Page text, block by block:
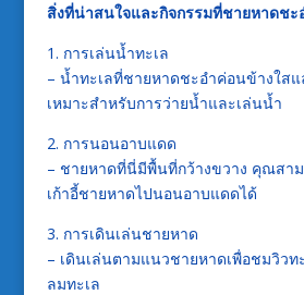
สิ่งที่น่าสนใจและกิจกรรมที่ชายหาดชะ
1. การเล่นน้ำทะเล
– น้ำทะเลที่ชายหาดชะอำค่อนข้างใสแ
เหมาะสำหรับการว่ายน้ำและเล่นน้ำ
2. การนอนอาบแดด
– ชายหาดที่นี่มีพื้นที่กว้างขวาง คุณสา
เก้าอี้ชายหาดไปนอนอาบแดดได้
3. การเดินเล่นชายหาด
– เดินเล่นตามแนวชายหาดเพื่อชมวิวท
ลมทะเล